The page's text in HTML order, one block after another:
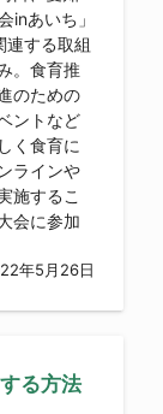
inあいち」
連する取組
。食育推
のための
ントなど
く食育に
ラインや
施するこ
会に参加
年5月26日
る方法